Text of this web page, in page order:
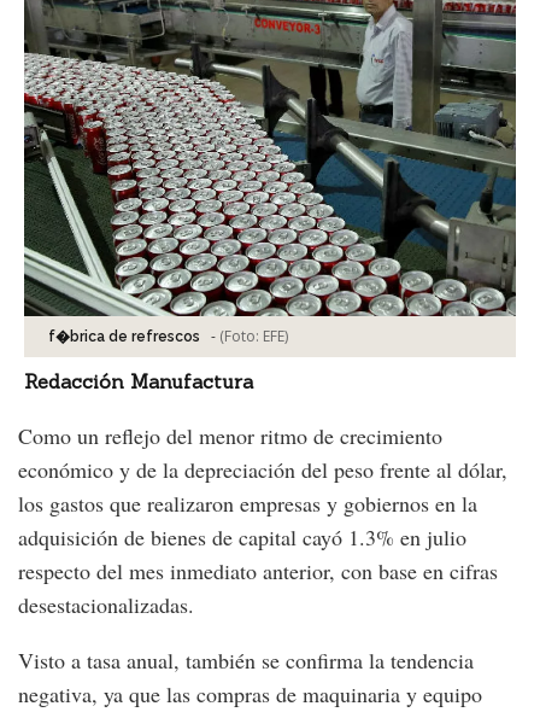
f�brica de refrescos - (Foto: EFE)
Redacción Manufactura
Como un reflejo del menor ritmo de crecimiento
económico y de la depreciación del peso frente al dólar,
los gastos que realizaron empresas y gobiernos en la
adquisición de bienes de capital cayó 1.3% en julio
respecto del mes inmediato anterior, con base en cifras
desestacionalizadas.
Visto a tasa anual, también se confirma la tendencia
negativa, ya que las compras de maquinaria y equipo